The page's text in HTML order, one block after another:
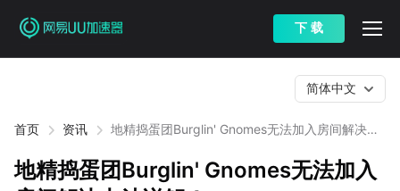
下 载
首页 资讯
地精捣蛋团Burglin' Gnomes无法加入房间解决办
简体中文
地精捣蛋团Burglin' Gnomes无法加入